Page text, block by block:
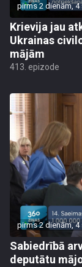
pirms 2 dienām,
Krievija jau
Ukrainas
mājām
413. epizode
pirms 2 dienām,
Sabiedrībā
deputātu